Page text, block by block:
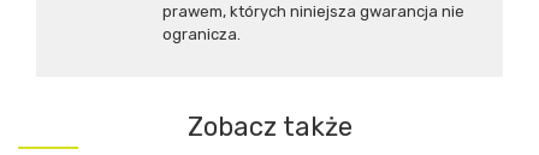
prawem, których niniejsza gwarancja nie
ogranicza.
Zobacz także